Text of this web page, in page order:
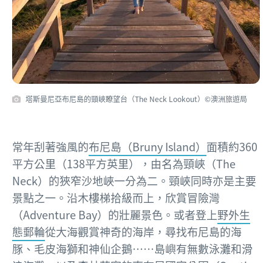
塔斯曼尼亞布尼島的頸峽瞭望台（The Neck Lookout）©澳洲旅遊局
常年刮著強風的布尼島（Bruny Island） 面積約360
平方公里（138平方英里），由名為頸峽（The
Neck）的狹窄沙地峽一分為二。頸峽同時亦是主要
景點之一。沿木樓梯拾級而上，欣賞冒險灣
（Adventure Bay）的壯麗景色。或者登上野外生
態郵輪從大海觀賞神奇的海岸，尋找布尼島的海
豚、毛皮海獅和神仙企鵝……島嶼有無數泳灘和滑